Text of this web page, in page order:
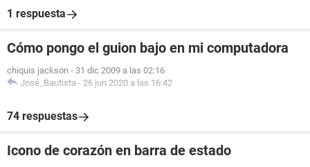
1 respuesta
Cómo pongo el guion bajo en mi computadora
chiquis jackson - 31 dic 2009 a las 02:16
José_Bautista - 26 jun 2020 a las 16:42
74 respuestas
Icono de corazón en barra de estado